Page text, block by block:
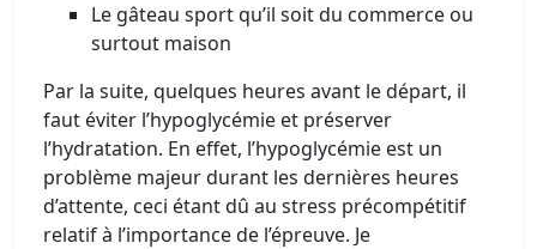
Le gâteau sport qu’il soit du commerce ou
surtout maison
Par la suite, quelques heures avant le départ, il
faut éviter l’hypoglycémie et préserver
l’hydratation. En effet, l’hypoglycémie est un
problème majeur durant les dernières heures
d’attente, ceci étant dû au stress précompétitif
relatif à l’importance de l’épreuve. Je